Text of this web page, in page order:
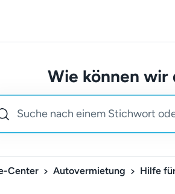
Wie können wir
Center Autovermietung Hilfe